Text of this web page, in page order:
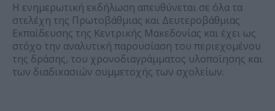
Η ενημερωτική εκδήλωση απευθύνεται σε όλα τα
στελέχη της Πρωτοβάθμιας και Δευτεροβάθμιας
Εκπαίδευσης της Κεντρικής Μακεδονίας και έχει ως
στόχο την αναλυτική παρουσίαση του περιεχομένου
της δράσης, του χρονοδιαγράμματος υλοποίησης και
των διαδικασιών συμμετοχής των σχολείων.